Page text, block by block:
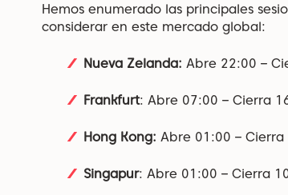
Hemos enumerado las principales
considerar en este mercado global:
Nueva Zelanda: Abre 22:00 –
Frankfurt: Abre 07:00 – Cierra
Hong Kong: Abre 01:00 – Cierra
Singapur: Abre 01:00 – Cierra